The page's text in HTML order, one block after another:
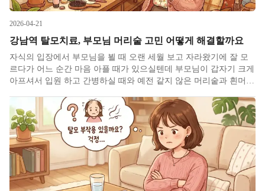
2026-04-21
강남역 탈모치료, 부모님 머리숱 고민 어떻게 해결할까요
자식의 입장에서 부모님을 뵐 때 오랜 세월 보고 자라왔기에 잘 모
르다가 어느 순간 마음 아플 때가 있으실텐데 부모님이 갑자기 크게
아프셔서 입원 하고 간병하실 때와 예전 같지 않은 머리숱과 흰머리
들도 아무래도 60대 이후에 들어서면 급격히 머리숱이 감소하곤 합
니다